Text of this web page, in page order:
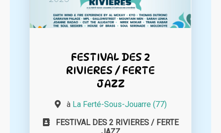
FESTIVAL DES 2
RIVIERES / FERTE
JAZZ
à La Ferté-Sous-Jouarre (77)
FESTIVAL DES 2 RIVIERES / FERTE